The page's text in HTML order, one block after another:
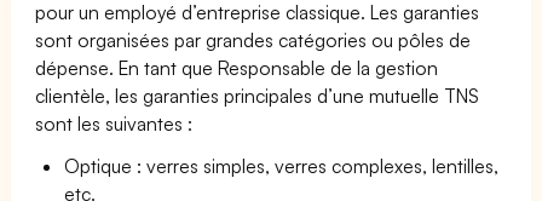
pour un employé d’entreprise classique. Les garanties
sont organisées par grandes catégories ou pôles de
dépense. En tant que Responsable de la gestion
clientèle, les garanties principales d’une mutuelle TNS
sont les suivantes :
Optique : verres simples, verres complexes, lentilles,
etc.